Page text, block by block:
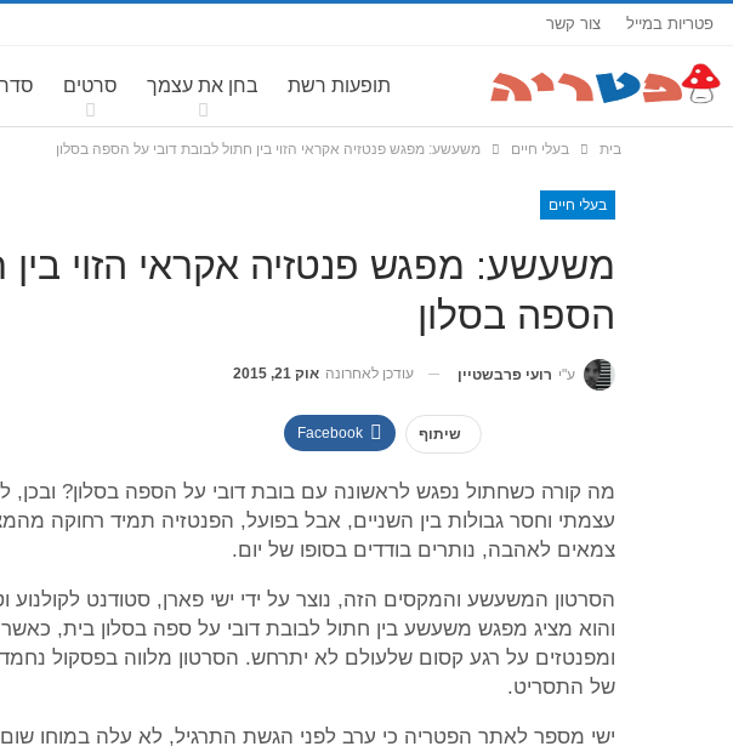
פטריות במייל צור קשר
תופעות רשת בחן את עצמך סרטים
בית בעלי חיים משעשע: מפגש פנטזיה אקראי הזוי בין חתול לבובת דובי על הספה בסלון
בעלי חיים
משעשע: מפגש פנטזיה אקראי הזוי בין
הספה בסלון
ע"י רועי פרבשטיין עודכן לאחרונה אוק 21, 2015
שיתוף Facebook
מה קורה כשחתול נפגש לראשונה עם בובת דובי על הספה בסלון? ובכן,
עצמתי וחסר גבולות בין השניים, אבל בפועל, הפנטזיה תמיד רחוקה
צמאים לאהבה, נותרים בודדים בסופו של יום.
הסרטון המשעשע והמקסים הזה, נוצר על ידי ישי פארן, סטודנט לקולנוע
והוא מציג מפגש משעשע בין חתול לבובת דובי על ספה בסלון בית,
ומפנטזים על רגע קסום שלעולם לא יתרחש. הסרטון מלווה בפסקול נחמד
של התסריט.
ישי מספר לאתר הפטריה כי ערב לפני הגשת התרגיל, לא עלה במוחו